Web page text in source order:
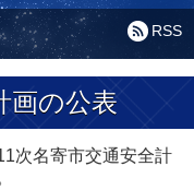
RSS
画の公表
次名寄市交通安全計